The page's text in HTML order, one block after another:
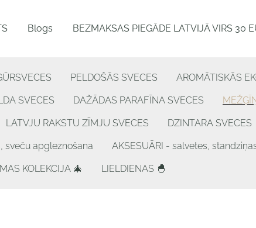
Blogs BEZMAKSAS PIEGĀDE LATVIJĀ VIRS 30
PELDOŠĀS SVECES AROMĀTISKĀS
SVECES DAŽĀDAS PARAFĪNA SVECES
LATVJU RAKSTU ZĪMJU SVECES DZINTARA SVECES
sveču apgleznošana AKSESUĀRI - salvetes,
KOLEKCIJA 🎄 LIELDIENAS 🐣